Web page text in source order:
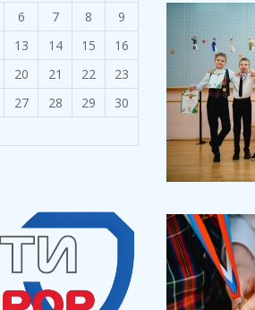
6 7 8
9
13 14 15
16
20 21 22
23
27 28 29
30